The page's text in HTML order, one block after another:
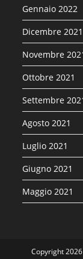
Gennaio 2022
Dicembre 2021
Novembre
Ottobre 2021
Settembre
Agosto 2021
Luglio 2021
Giugno 2021
Maggio 2021
Copyright